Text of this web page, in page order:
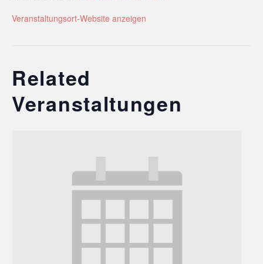
Veranstaltungsort-Website anzeigen
Related
Veranstaltungen